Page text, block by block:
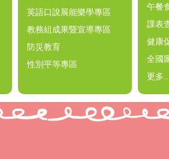
英語口說展能樂學專區
教務組成果暨宣導專區
防災教育
性別平等專區
午餐
課表
健康
全國
更多...